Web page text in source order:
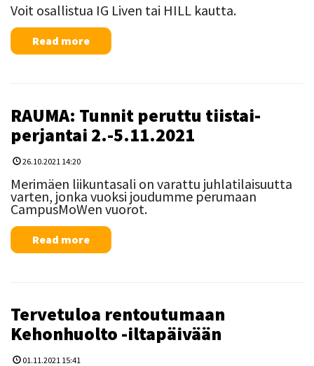
Voit osallistua IG Liven tai HILL kautta.
Read more
RAUMA: Tunnit peruttu tiistai-
perjantai 2.-5.11.2021
26.10.2021 14:20
Merimäen liikuntasali on varattu juhlatilaisuutta
varten, jonka vuoksi joudumme perumaan
CampusMoWen vuorot.
Read more
Tervetuloa rentoutumaan
Kehonhuolto -iltapäivään
01.11.2021 15:41